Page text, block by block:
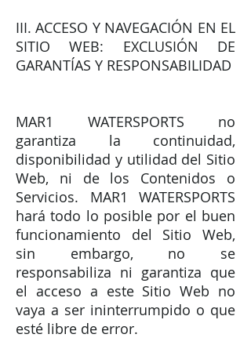
III. ACCESO Y NAVEGACIÓN EN EL
SITIO WEB: EXCLUSIÓN DE
GARANTÍAS Y RESPONSABILIDAD
MAR1 WATERSPORTS no
garantiza la continuidad,
disponibilidad y utilidad del Sitio
Web, ni de los Contenidos o
Servicios. MAR1 WATERSPORTS
hará todo lo posible por el buen
funcionamiento del Sitio Web,
sin embargo, no se
responsabiliza ni garantiza que
el acceso a este Sitio Web no
vaya a ser ininterrumpido o que
esté libre de error.